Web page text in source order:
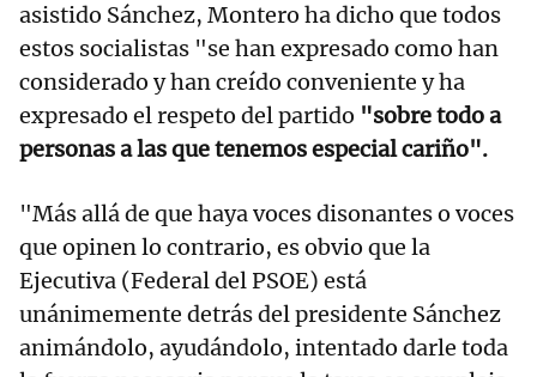
asistido Sánchez, Montero ha dicho que todos
estos socialistas "se han expresado como han
considerado y han creído conveniente y ha
expresado el respeto del partido "sobre todo a
personas a las que tenemos especial cariño".
"Más allá de que haya voces disonantes o voces
que opinen lo contrario, es obvio que la
Ejecutiva (Federal del PSOE) está
unánimemente detrás del presidente Sánchez
animándolo, ayudándolo, intentado darle toda